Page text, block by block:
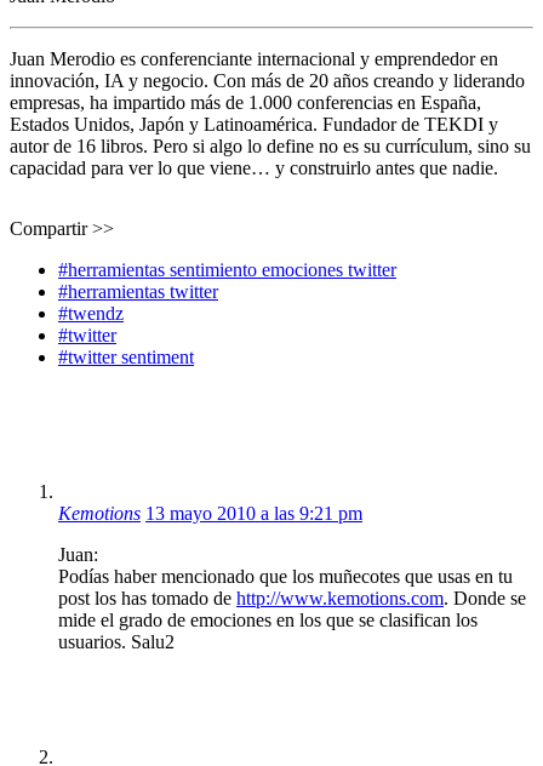
Juan Merodio es conferenciante internacional y emprendedor en
innovación, IA y negocio. Con más de 20 años creando y liderando
empresas, ha impartido más de 1.000 conferencias en España,
Estados Unidos, Japón y Latinoamérica. Fundador de TEKDI y
autor de 16 libros. Pero si algo lo define no es su currículum, sino su
capacidad para ver lo que viene… y construirlo antes que nadie.
Compartir >>
#herramientas sentimiento emociones twitter
#herramientas twitter
#twendz
#twitter
#twitter sentiment
Kemotions 13 mayo 2010 a las 9:21 pm
Juan:
Podías haber mencionado que los muñecotes que usas en tu
post los has tomado de http://www.kemotions.com. Donde se
mide el grado de emociones en los que se clasifican los
usuarios. Salu2